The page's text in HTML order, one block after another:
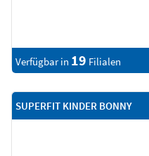
Verfügbar in 19 Filialen
SUPERFIT KINDER BONNY